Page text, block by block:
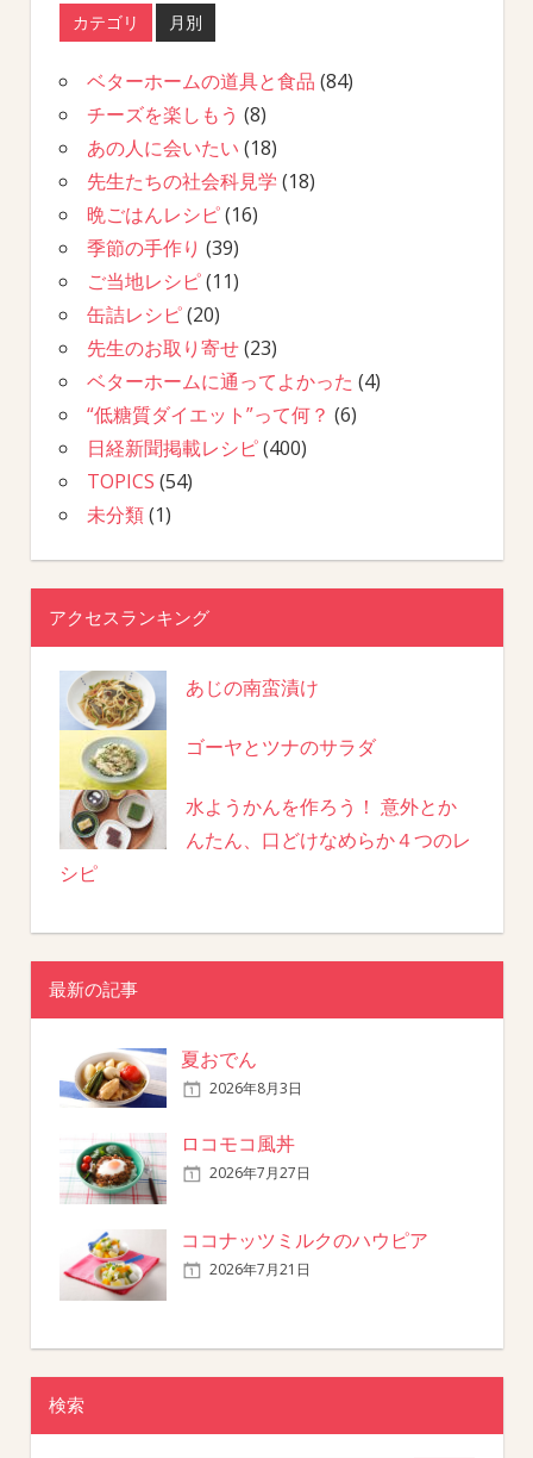
カテゴリ 月別
ベターホームの道具と食品 (84)
チーズを楽しもう (8)
あの人に会いたい (18)
先生たちの社会科見学 (18)
晩ごはんレシピ(16)
季節の手作り (39)
ご当地レシピ(11)
缶詰レシピ(20)
先生のお取り寄せ(23)
ベターホームに通ってよかった (4)
“低糖質ダイエット”って何？ (6)
日経新聞掲載レシピ(400)
TOPICS (54)
未分類(1)
アクセスランキング
あじの南蛮漬け
ゴーヤとツナのサラダ
水ようかんを作ろう！ 意外とか
んたん、口どけなめらか４つのレ
シピ
最新の記事
夏おでん
2026年8月3日
ロコモコ風丼
2026年7月27日
ココナッツミルクのハウピア
2026年7月21日
検索